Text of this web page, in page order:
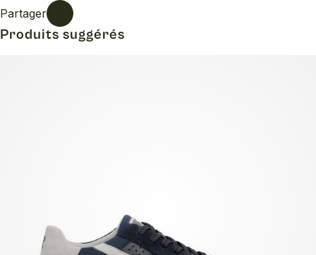
Partager
Produits suggérés